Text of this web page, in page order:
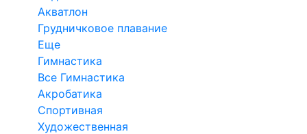
Акватлон
Грудничковое плавание
Еще
Гимнастика
Все Гимнастика
Акробатика
Спортивная
Художественная